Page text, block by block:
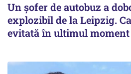
Un șofer de autobuz a
explozibil de la Leipzig.
evitată în ultimul moment